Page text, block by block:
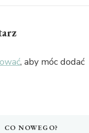
, aby móc dodać
CO NOWEGO?